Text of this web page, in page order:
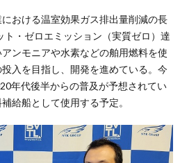
おける温室効果ガス排出量削減の長
・ゼロエミッション（実質ゼロ）達
ンモニアや水素などの舶用燃料を使
入を目指し、開発を進めている。今
年代後半からの普及が予想されてい
給船として使用する予定。